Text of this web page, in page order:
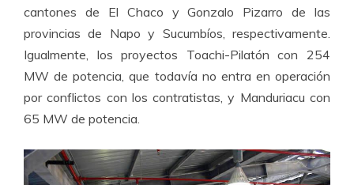
cantones de El Chaco y Gonzalo Pizarro de las
provincias de Napo y Sucumbíos, respectivamente.
Igualmente, los proyectos Toachi-Pilatón con 254
MW de potencia, que todavía no entra en operación
por conflictos con los contratistas, y Manduriacu con
65 MW de potencia.